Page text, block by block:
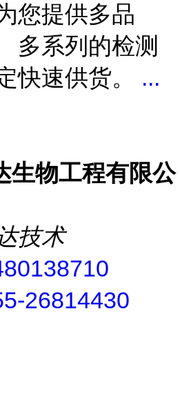
您提供多品
多系列的检测
快速供货。 ...
生物工程有限公
技术
26814430